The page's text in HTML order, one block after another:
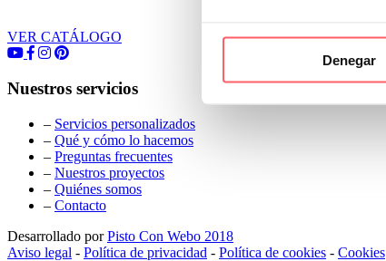
Denegar
VER CATÁLOGO
Nuestros servicios
– Servicios personalizados
– Qué y cómo lo hacemos
– Preguntas frecuentes
– Nuestros proyectos
– Quiénes somos
– Contacto
Desarrollado porPisto Con Webo 2018
Aviso legal - Política de privacidad - Política de cookies - Cookies